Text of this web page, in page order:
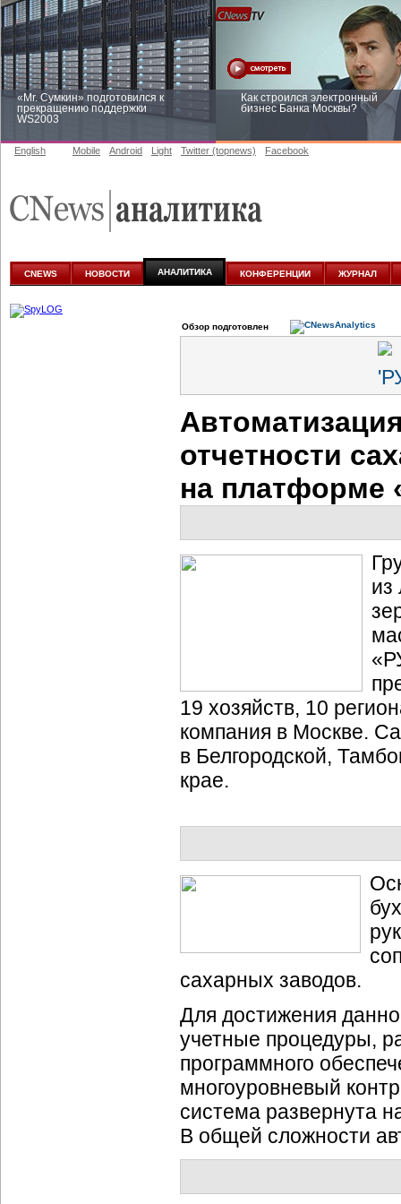
«Mr. Сумкин» подготовился к
прекращению поддержки
WS2003
Как строился электронный
бизнес Банка Москвы?
аналитике
English Mobile Android Light Twitter (topnews) Facebook
CNEWS НОВОСТИ АНАЛИТИКА КОНФЕРЕНЦИИ ЖУРНАЛ
Обзор подготовлен
отчетности
на платформе
из
19 хозяйств, 10
компания в Москве.
в Белгородской,
крае.
сахарных заводов.
Для достижения
учетные процедуры,
программного
многоуровневый
система развернута
В общей сложности